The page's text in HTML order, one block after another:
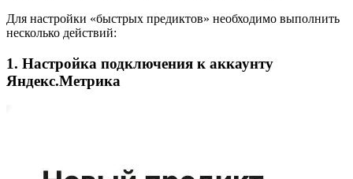
Для настройки «быстрых предиктов» необходимо выполнить
несколько действий:
1. Настройка подключения к аккаунту
Яндекс.Метрика